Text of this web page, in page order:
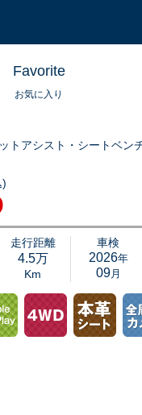
Favorite
お気に入り
トアシスト・シートベン
インスクリプション入荷で
誇る安全機能も多数装備されて
)
走行距離
4.5万
Km
車検
2026年
09月